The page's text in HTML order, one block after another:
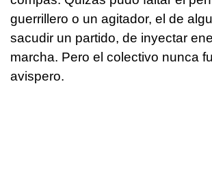
guerrillero o un agitador, el de
sacudir un partido, de inyectar
marcha. Pero el colectivo nunca
avispero.